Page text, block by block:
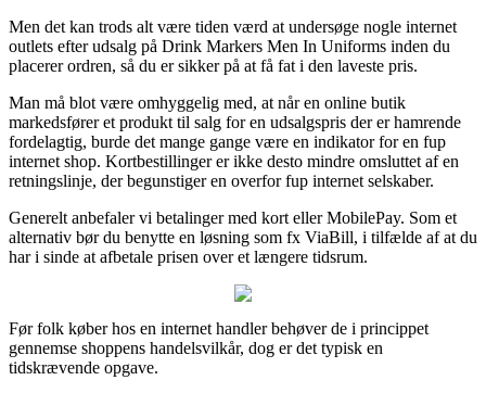
Men det kan trods alt være tiden værd at undersøge nogle internet
outlets efter udsalg på Drink Markers Men In Uniforms inden du
placerer ordren, så du er sikker på at få fat i den laveste pris.
Man må blot være omhyggelig med, at når en online butik
markedsfører et produkt til salg for en udsalgspris der er hamrende
fordelagtig, burde det mange gange være en indikator for en fup
internet shop. Kortbestillinger er ikke desto mindre omsluttet af en
retningslinje, der begunstiger en overfor fup internet selskaber.
Generelt anbefaler vi betalinger med kort eller MobilePay. Som et
alternativ bør du benytte en løsning som fx ViaBill, i tilfælde af at du
har i sinde at afbetale prisen over et længere tidsrum.
Før folk køber hos en internet handler behøver de i princippet
gennemse shoppens handelsvilkår, dog er det typisk en
tidskrævende opgave.